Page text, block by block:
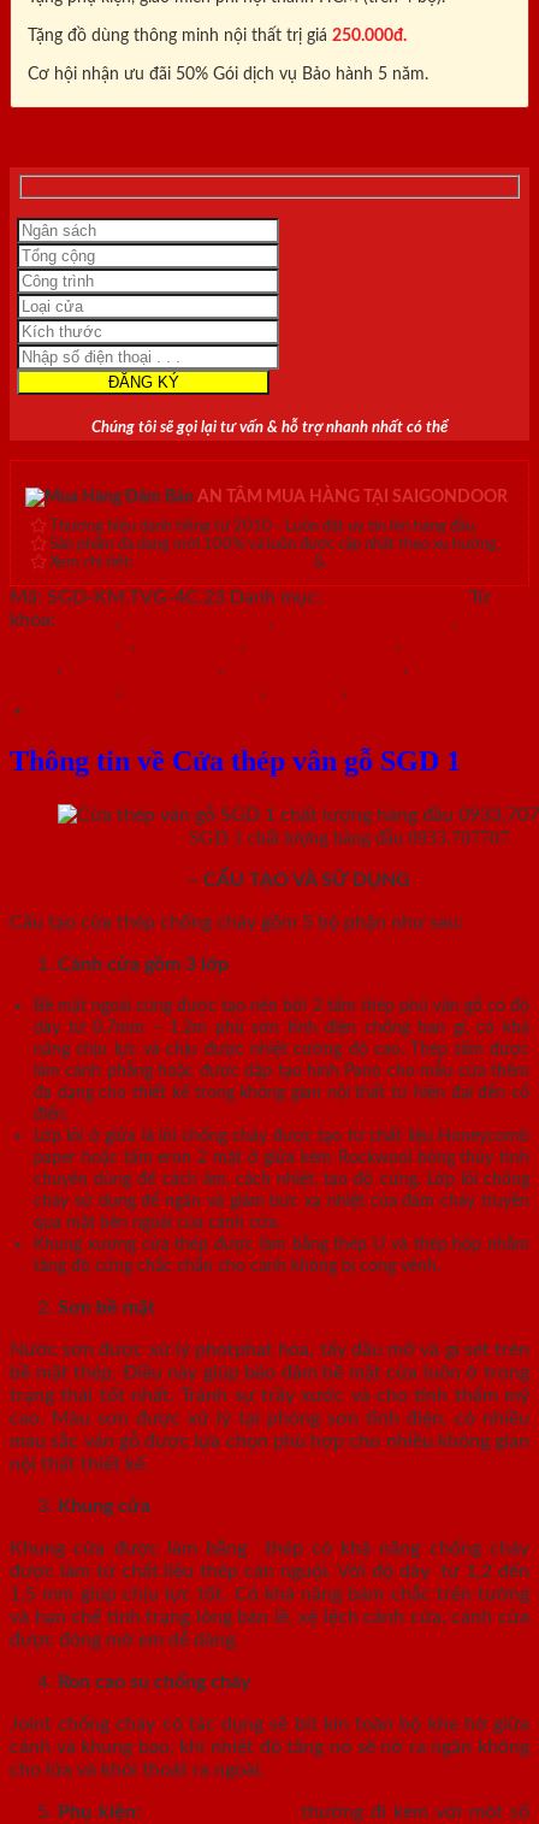
Tặng đồ dùng thông minh nội thất trị giá 250.000đ.
Cơ hội nhận ưu đãi 50% Gói dịch vụ Bảo hành 5 năm.
Chúng tôi sẽ gọi lại tư vấn & hỗ trợ nhanh nhất có thể
AN TÂM MUA HÀNG TẠI SAIGONDOOR
Thương hiệu danh tiếng từ 2010 - Luôn đặt uy tín lên hàng đầu.
Sản phẩm đa dạng mới 100% và luôn được cập nhật theo xu hướng.
Xem chi tiết:
&
Mã: SGD-KM.TVG-4C.23 Danh mục:
Từ
khóa:
, , ,
, , ,
, , ,
, , ,
Thông tin về Cửa thép vân gỗ SGD 1
SGD 1 chất lượng hàng đầu 0933.707707
– CẤU TẠO VÀ SỬ DỤNG
Cấu tạo cửa thép chống cháy gồm 5 bộ phận như sau:
Cánh cửa gồm 3 lớp
Bề mặt ngoài cùng được tạo nên bởi 2 tấm thép phủ vân gỗ có độ
dày từ 0.7mm – 1.2m phủ sơn tĩnh điện chống han gỉ, có khả
năng chịu lực và chịu được nhiệt cường độ cao. Thép tấm được
làm cánh phẳng hoặc được dập tạo hình Pano cho mẫu cửa thêm
đa dạng cho thiết kế trong không gian nội thất từ hiện đại đến cổ
điển.
Lớp lõi ở giữa là lõi chống cháy được tạo từ chất liệu Honeycomb
paper hoặc tấm eron 2 mặt ở giữa kèm Rockwool bông thủy tinh
chuyên dùng để cách âm, cách nhiệt, tạo độ cứng. Lớp lõi chống
cháy sử dụng để ngăn và giảm bức xạ nhiệt của đám cháy truyền
qua mặt bên ngoài của cánh cửa.
Khung xương cửa thép được làm bằng thép U và thép hộp nhằm
tăng độ cứng chắc chắn cho cánh không bị cong vênh.
Sơn bề mặt
Nước sơn được xử lý photphat hóa, tẩy dầu mỡ và gỉ sét trên
bề mặt thép. Điều này giúp bảo đảm bề mặt cửa luôn ở trong
trạng thái tốt nhất. Tránh sự trầy xước và cho tính thẩm mỹ
cao. Màu sơn được xử lý tại phòng sơn tĩnh điện, có nhiều
màu sắc vân gỗ được lựa chọn phù hợp cho nhiều không gian
nội thất thiết kế.
Khung cửa
Khung cửa được làm bằng thép có khả năng chống cháy
được làm từ chất liệu thép cán nguội. Với độ dày từ 1,2 đến
1,5 mm giúp chịu lực tốt. Có khả năng bám chắc trên tường
và hạn chế tình trạng lỏng bản lề, xệ lệch cánh cửa, cánh cửa
được đóng mở em dễ dàng.
Ron cao su chống cháy
Joint chống cháy có tác dụng sẽ bít kín toàn bộ khe hở giữa
cánh và khung bao, khi nhiệt độ tăng nó sẽ nở ra ngăn không
cho lửa và khói thoát ra ngoài.
Phụ kiện:
thường đi kèm với một số